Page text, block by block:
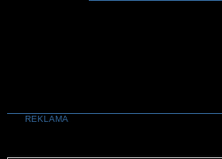
REKLAMA